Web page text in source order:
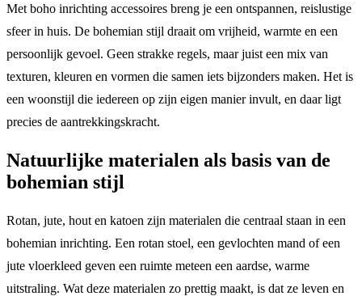
Met boho inrichting accessoires breng je een ontspannen, reislustige
sfeer in huis. De bohemian stijl draait om vrijheid, warmte en een
persoonlijk gevoel. Geen strakke regels, maar juist een mix van
texturen, kleuren en vormen die samen iets bijzonders maken. Het is
een woonstijl die iedereen op zijn eigen manier invult, en daar ligt
precies de aantrekkingskracht.
Natuurlijke materialen als basis van de
bohemian stijl
Rotan, jute, hout en katoen zijn materialen die centraal staan in een
bohemian inrichting. Een rotan stoel, een gevlochten mand of een
jute vloerkleed geven een ruimte meteen een aardse, warme
uitstraling. Wat deze materialen zo prettig maakt, is dat ze leven en